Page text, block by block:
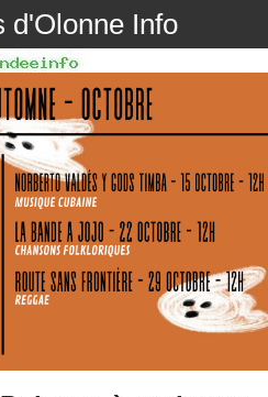
d'Olonne Info